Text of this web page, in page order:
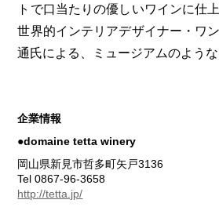
トで口当たりの優しいワインに仕
世界的インテリアデザイナー・ワ
通氏による、ミュージアムのような
企業情報
●domaine tetta winery
岡山県新見市哲多町矢戸3136
Tel 0867-96-3658
http://tetta.jp/